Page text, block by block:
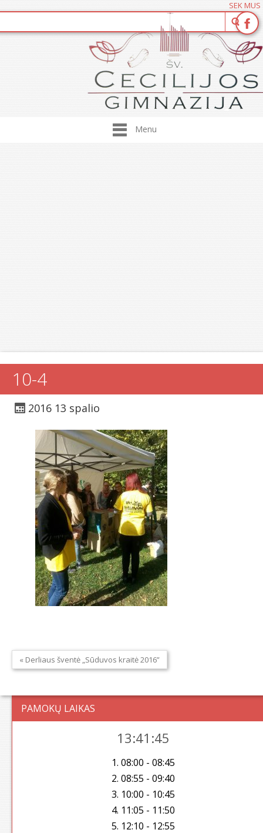
SEK MUS
Menu
10-4
2016 13 spalio
« Derliaus šventė „Sūduvos kraitė 2016”
PAMOKŲ LAIKAS
13:41:45
1. 08:00 - 08:45
2. 08:55 - 09:40
3. 10:00 - 10:45
4. 11:05 - 11:50
5. 12:10 - 12:55